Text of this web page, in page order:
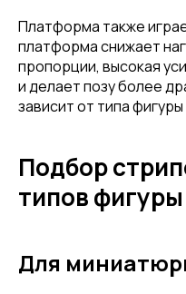
Платформа также
платформа снижает
пропорции, высокая
и делает позу более
зависит от типа
Подбор
типов фигуры
Для